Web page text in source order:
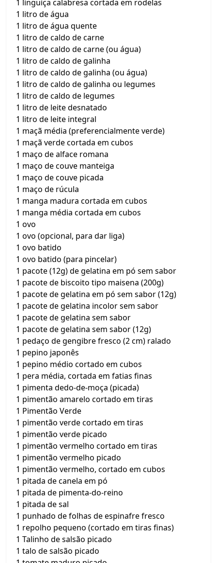
1 linguiça calabresa cortada em rodelas
1 litro de água
1 litro de água quente
1 litro de caldo de carne
1 litro de caldo de carne (ou água)
1 litro de caldo de galinha
1 litro de caldo de galinha (ou água)
1 litro de caldo de galinha ou legumes
1 litro de caldo de legumes
1 litro de leite desnatado
1 litro de leite integral
1 maçã média (preferencialmente verde)
1 maçã verde cortada em cubos
1 maço de alface romana
1 maço de couve manteiga
1 maço de couve picada
1 maço de rúcula
1 manga madura cortada em cubos
1 manga média cortada em cubos
1 ovo
1 ovo (opcional, para dar liga)
1 ovo batido
1 ovo batido (para pincelar)
1 pacote (12g) de gelatina em pó sem sabor
1 pacote de biscoito tipo maisena (200g)
1 pacote de gelatina em pó sem sabor (12g)
1 pacote de gelatina incolor sem sabor
1 pacote de gelatina sem sabor
1 pacote de gelatina sem sabor (12g)
1 pedaço de gengibre fresco (2 cm) ralado
1 pepino japonês
1 pepino médio cortado em cubos
1 pera média, cortada em fatias finas
1 pimenta dedo-de-moça (picada)
1 pimentão amarelo cortado em tiras
1 Pimentão Verde
1 pimentão verde cortado em tiras
1 pimentão verde picado
1 pimentão vermelho cortado em tiras
1 pimentão vermelho picado
1 pimentão vermelho, cortado em cubos
1 pitada de canela em pó
1 pitada de pimenta-do-reino
1 pitada de sal
1 punhado de folhas de espinafre fresco
1 repolho pequeno (cortado em tiras finas)
1 Talinho de salsão picado
1 talo de salsão picado